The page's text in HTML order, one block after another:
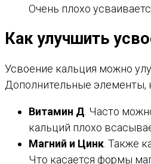
Очень плохо
Как улучшить
Усвоение кальция можно
Дополнительные элементы,
Витамин Д. Часто
кальций плохо
Магний и Цинк. Также
Что касается формы